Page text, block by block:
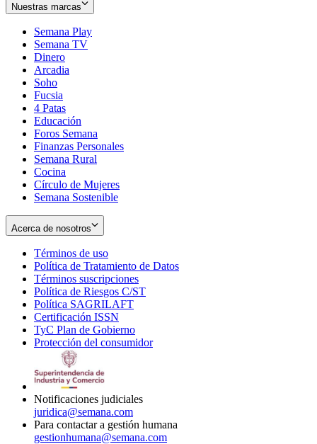
Nuestras marcas
Semana Play
Semana TV
Dinero
Arcadia
Soho
in
new
window
Fucsia
in
new
window
4 Patas
Educación
Foros Semana
Finanzas Personales
Semana Rural
Cocina
Círculo de Mujeres
Semana Sostenible
Acerca de nosotros
Términos de uso
in
new
window
Política de Tratamiento de Datos
Términos suscripciones
in
Política de Riesgos C/ST
Política SAGRILAFT
new
window
Certificación ISSN
in
new
TyC Plan de Gobierno
in
Protección del consumidorOpens
Notificaciones judiciales
juridica@semana.com
Para contactar a gestión humana
gestionhumana@semana.com